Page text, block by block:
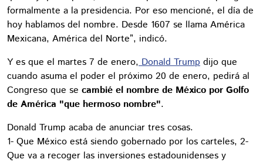
formalmente a la presidencia. Por eso mencioné, el día de
hoy hablamos del nombre. Desde 1607 se llama América
Mexicana, América del Norte”, indicó.
Y es que el martes 7 de enero, Donald Trump dijo que
cuando asuma el poder el próximo 20 de enero, pedirá al
Congreso que se cambié el nombre de México por Golfo
de América "que hermoso nombre".
Donald Trump acaba de anunciar tres cosas.
1- Que México está siendo gobernado por los carteles, 2-
Que va a recoger las inversiones estadounidenses y